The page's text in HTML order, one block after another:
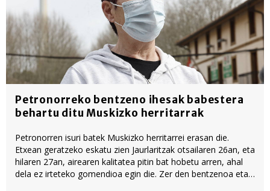
Petronorreko bentzeno ihesak babestera
behartu ditu Muskizko herritarrak
Petronorren isuri batek Muskizko herritarrei erasan die.
Etxean geratzeko eskatu zien Jaurlaritzak otsailaren 26an, eta
hilaren 27an, airearen kalitatea pitin bat hobetu arren, ahal
dela ez irteteko gomendioa egin die. Zer den bentzenoa eta